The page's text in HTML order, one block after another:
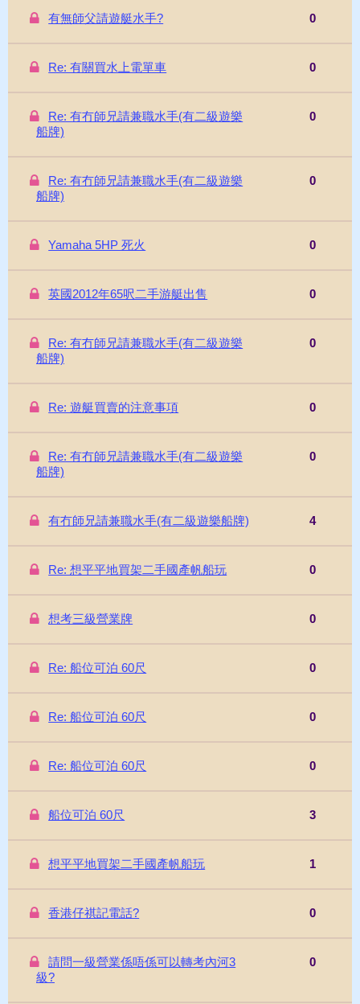
有無師父請遊艇水手? 0
Re: 有關買水上電單車 0
Re: 有冇師兄請兼職水手(有二級遊樂
船牌)
0
Re: 有冇師兄請兼職水手(有二級遊樂
船牌)
0
Yamaha 5HP 死火 0
英國2012年65呎二手游艇出售 0
Re: 有冇師兄請兼職水手(有二級遊樂
船牌)
0
Re: 遊艇買賣的注意事項 0
Re: 有冇師兄請兼職水手(有二級遊樂
船牌)
0
有冇師兄請兼職水手(有二級遊樂船牌) 4
Re: 想平平地買架二手國產帆船玩 0
想考三級營業牌 0
Re: 船位可泊 60尺 0
Re: 船位可泊 60尺 0
Re: 船位可泊 60尺 0
船位可泊 60尺 3
想平平地買架二手國產帆船玩 1
香港仔祺記電話? 0
請問一級營業係唔係可以轉考內河3
級?
0